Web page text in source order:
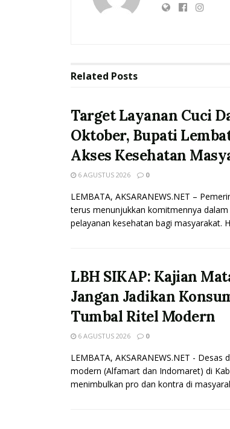
Related Posts
Target Layanan Cuci
Oktober, Bupati
Akses Kesehatan
6 AGUSTUS 2026 0
LEMBATA, AKSARANEWS.NET –
terus menunjukkan komitmennya
pelayanan kesehatan bagi masyarakat.
LBH SIKAP: Kajian
Jangan Jadikan
Tumbal Ritel Modern
6 AGUSTUS 2026 0
LEMBATA, AKSARANEWS.NET - Desas
modern (Alfamart dan Indomaret) di
menimbulkan pro dan kontra di